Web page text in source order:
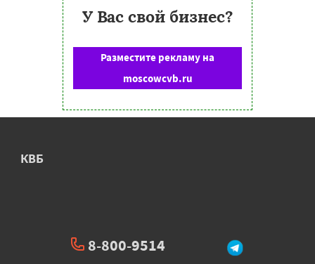
У Вас свой бизнес?
Разместите рекламу на
moscowcvb.ru
КВБ
8-800-9514